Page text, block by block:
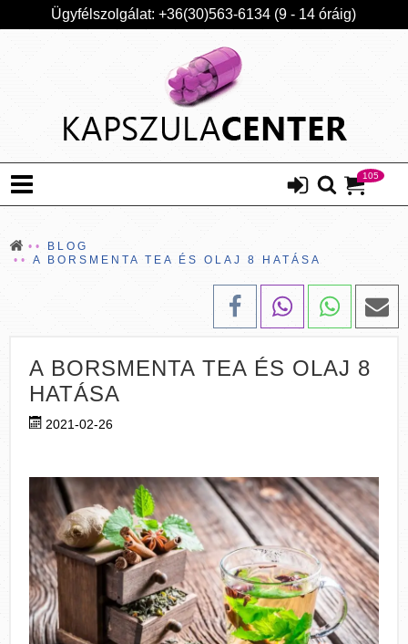
Ügyfélszolgálat: +36(30)563-6134 (9 - 14 óráig)
105
BLOG
A BORSMENTA TEA ÉS OLAJ 8 HATÁSA
A BORSMENTA TEA ÉS OLAJ 8
HATÁSA
2021-02-26